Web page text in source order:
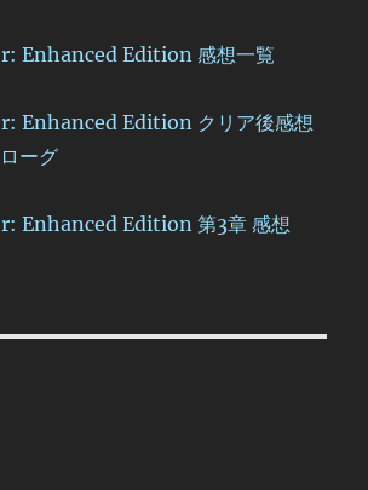
Enhanced Edition 感想一覧
Enhanced Edition クリア後感想
ーグ
Enhanced Edition 第3章 感想